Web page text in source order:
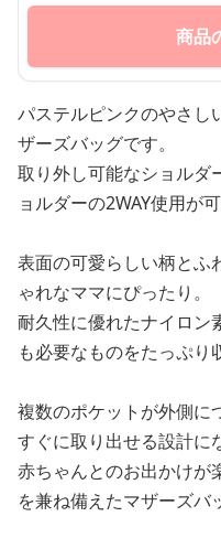
商品
パステルピンクのやさし
ザーズバッグです。
取り外し可能なショルダ
ョルダーの2WAY使用が可
表面の可愛らしい柄とふ
ゃれなママにぴったり。
耐久性に優れたナイロン
も必要なものをたっぷり
複数のポケットが外側に
すぐに取り出せる設計に
赤ちゃんとのお出かけが
を兼ね備えたマザーズバ